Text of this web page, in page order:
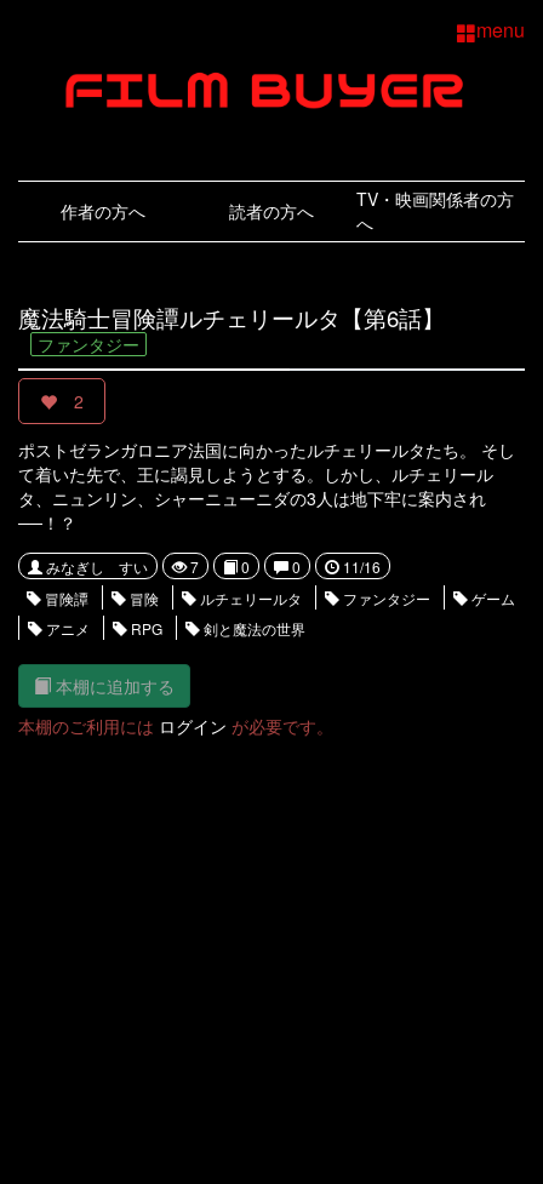
menu
作者の方へ 読者の方へ
TV・映画関係者の方
へ
魔法騎士冒険譚ルチェリールタ【第6話】
ファンタジー
2
ポストゼランガロニア法国に向かったルチェリールタたち。 そし
て着いた先で、王に謁見しようとする。しかし、ルチェリール
タ、ニュンリン、シャーニューニダの3人は地下牢に案内され
──！？
みなぎし すい 7 0 0
11/16
冒険譚
冒険 ルチェリールタ ファンタジー
ゲーム
アニメ
RPG 剣と魔法の世界
本棚に追加する
本棚のご利用には ログイン が必要です。